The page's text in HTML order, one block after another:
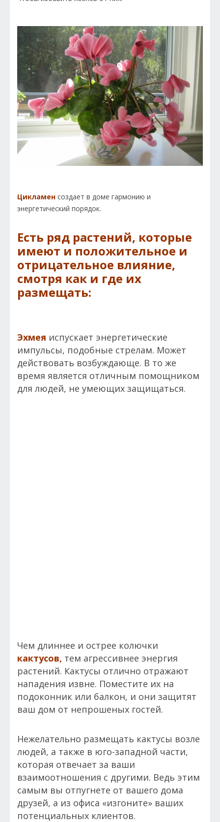
Цикламен создает в доме гармонию и
энергетический порядок.
Есть ряд растений, которые
имеют и положитель­ное и
отрицательное влияние,
смотря как и где их
размещать:
Эхмея испускает энергетические
импульсы, подоб­ные стрелам. Может
действовать возбуждающе. В то же
время является отличным помощником
для людей, не умеющих защищаться.
Чем длиннее и острее колючки
кактусов, тем агрессивнее энергия
растений. Кактусы отлично отражают
нападения извне. Поместите их на
подоконник или балкон, и они защитят
ваш дом от непрошеных гостей.
Нежелательно размещать кактусы возле
людей, а также в юго-западной части,
которая отвечает за ваши
взаимоотношения с другими. Ведь этим
самым вы от­пугнете от вашего дома
друзей, а из офиса «изгоните» ваших
потенциальных клиентов.